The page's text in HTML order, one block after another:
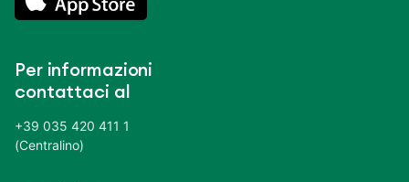
Per informazioni
contattaci al
+39 035 420 411 1
(Centralino)